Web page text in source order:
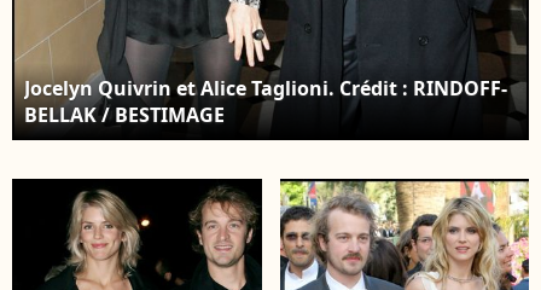
Jocelyn Quivrin et Alice Taglioni. Crédit : RINDOFF-
BELLAK / BESTIMAGE